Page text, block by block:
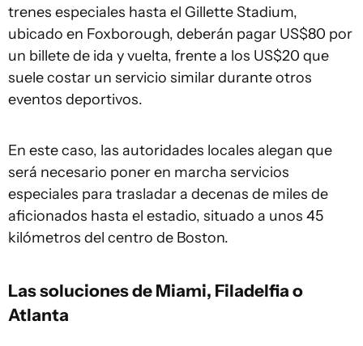
trenes especiales hasta el Gillette Stadium,
ubicado en Foxborough, deberán pagar US$80 por
un billete de ida y vuelta, frente a los US$20 que
suele costar un servicio similar durante otros
eventos deportivos.
En este caso, las autoridades locales alegan que
será necesario poner en marcha servicios
especiales para trasladar a decenas de miles de
aficionados hasta el estadio, situado a unos 45
kilómetros del centro de Boston.
Las soluciones de Miami, Filadelfia o
Atlanta